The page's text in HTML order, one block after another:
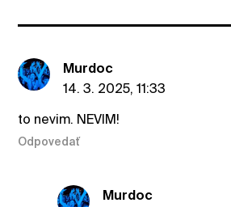
Murdoc
14. 3. 2025, 11:33
to nevim. NEVIM!
Odpovedať
Murdoc